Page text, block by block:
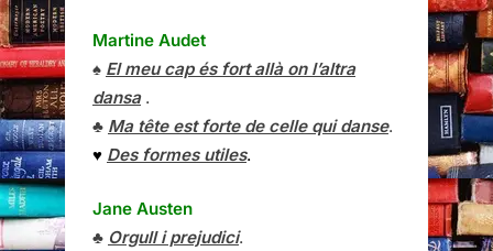
Martine Audet
♠ El meu cap és fort allà on l’altra
dansa.
♣ Ma tête est forte de celle qui danse.
♥ Des formes utiles.
Jane Austen
♣ Orgull i prejudici.